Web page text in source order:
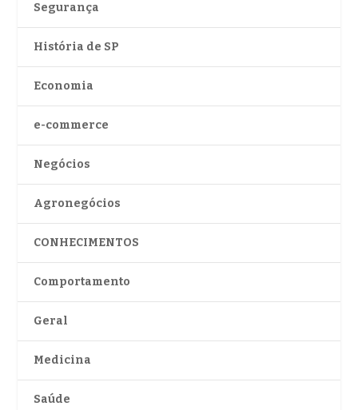
Segurança
História de SP
Economia
e-commerce
Negócios
Agronegócios
CONHECIMENTOS
Comportamento
Geral
Medicina
Saúde